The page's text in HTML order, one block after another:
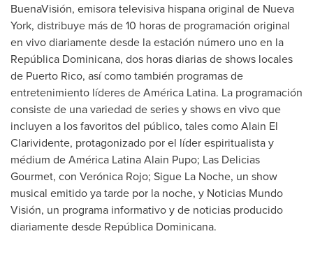
BuenaVisión, emisora televisiva hispana original de Nueva
York, distribuye más de 10 horas de programación original
en vivo diariamente desde la estación número uno en la
República Dominicana, dos horas diarias de shows locales
de Puerto Rico, así como también programas de
entretenimiento líderes de América Latina. La programación
consiste de una variedad de series y shows en vivo que
incluyen a los favoritos del público, tales como Alain El
Clarividente, protagonizado por el líder espiritualista y
médium de América Latina Alain Pupo; Las Delicias
Gourmet, con Verónica Rojo; Sigue La Noche, un show
musical emitido ya tarde por la noche, y Noticias Mundo
Visión, un programa informativo y de noticias producido
diariamente desde República Dominicana.